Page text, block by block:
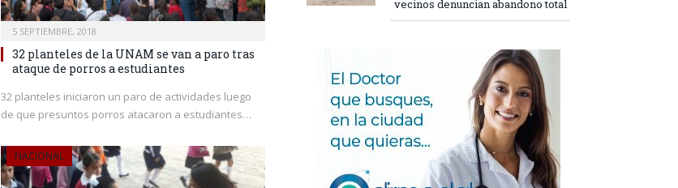
5 SEPTIEMBRE, 2018
32 planteles de la UNAM se van a paro tras
ataque de porros a estudiantes
32 planteles iniciaron un paro de actividades luego
de que presuntos porros atacaron a estudiantes…
NACIONAL
vecinos denuncian abandono total